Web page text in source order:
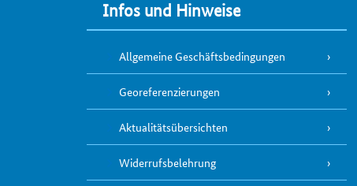
Infos und Hinweise
Allgemeine Geschäftsbedingungen
Georeferenzierungen
Aktualitätsübersichten
Widerrufsbelehrung